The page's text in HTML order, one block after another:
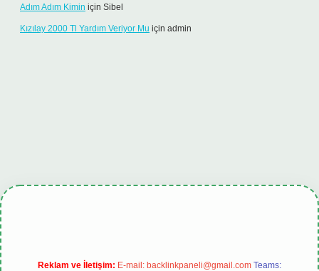
Adım Adım Kimin için Sibel
Kızılay 2000 Tl Yardım Veriyor Mu için admin
Reklam ve İletişim: E-mail: backlinkpaneli@gmail.com Teams: